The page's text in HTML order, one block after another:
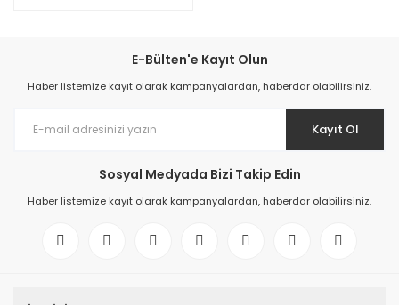
E-Bülten'e Kayıt Olun
Haber listemize kayıt olarak kampanyalardan, haberdar olabilirsiniz.
Kayıt Ol
Sosyal Medyada Bizi Takip Edin
Haber listemize kayıt olarak kampanyalardan, haberdar olabilirsiniz.